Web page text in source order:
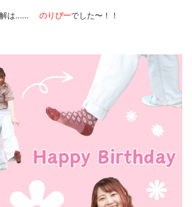
解は…… のりぴーでした〜！！